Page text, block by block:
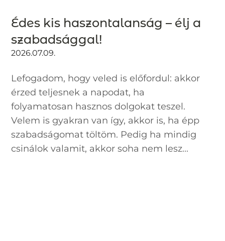
Édes kis haszontalanság – élj a
szabadsággal!
2026.07.09.
Lefogadom, hogy veled is előfordul: akkor
érzed teljesnek a napodat, ha
folyamatosan hasznos dolgokat teszel.
Velem is gyakran van így, akkor is, ha épp
szabadságomat töltöm. Pedig ha mindig
csinálok valamit, akkor soha nem lesz...